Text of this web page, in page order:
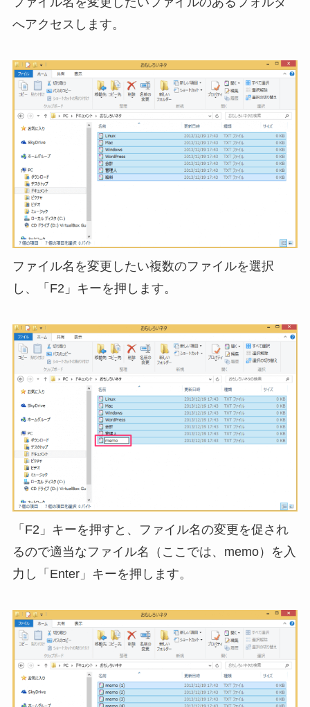
へアクセスします。
ファイル名を変更したい複数のファイルを選択
し、「F2」キーを押します。
「F2」キーを押すと、ファイル名の変更を促され
るので適当なファイル名（ここでは、memo）を入
力し「Enter」キーを押します。